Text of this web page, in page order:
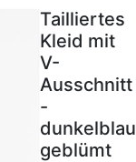
Tailliertes
Kleid mit
V-
Ausschnitt
-
dunkelblau
geblümt